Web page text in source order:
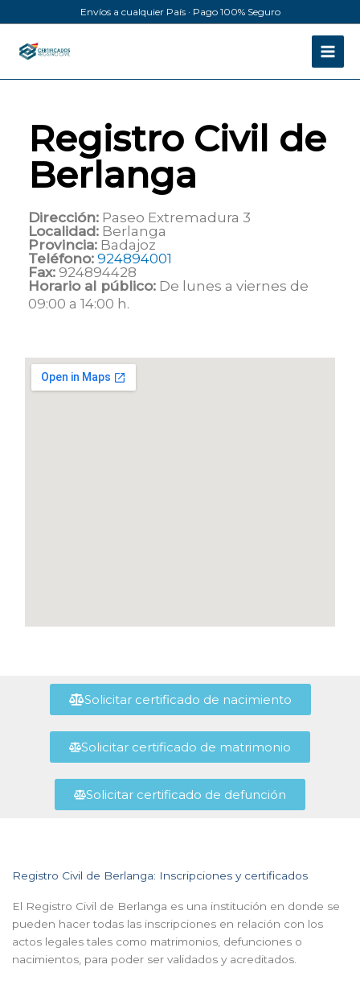
al
contenido
Envíos a cualquier País · Pago 100% Seguro
Registro Civil de
Berlanga
Dirección: Paseo Extremadura 3
Localidad: Berlanga
Provincia: Badajoz
Teléfono: 924894001
Fax: 924894428
Horario al público: De lunes a viernes de
09:00 a 14:00 h.
Solicitar certificado de nacimiento
Solicitar certificado de matrimonio
Solicitar certificado de defunción
Registro Civil de Berlanga: Inscripciones y certificados
El Registro Civil de Berlanga es una institución en donde se
pueden hacer todas las inscripciones en relación con los
actos legales tales como matrimonios, defunciones o
nacimientos, para poder ser validados y acreditados.